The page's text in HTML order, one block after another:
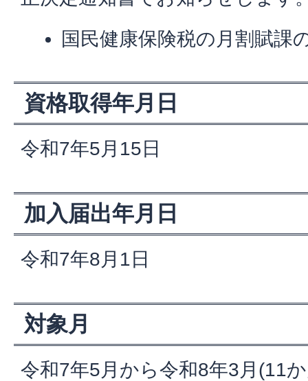
国民健康保険税の月割賦課
資格取得年月日
令和7年5月15日
加入届出年月日
令和7年8月1日
対象月
令和7年5月から令和8年3月(11